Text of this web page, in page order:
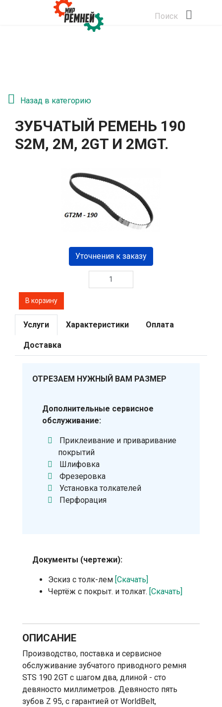
Поиск
Назад в категорию
ЗУБЧАТЫЙ РЕМЕНЬ 190
S2М, 2M, 2GT И 2MGT.
Уточнения к заказу
Услуги Характеристики Оплата
Доставка
ОТРЕЗАЕМ НУЖНЫЙ ВАМ РАЗМЕР
Дополнительные сервисное
обслуживание:
Приклеивание и приваривание
покрытий
Шлифовка
Фрезеровка
Установка толкателей
Перфорация
Документы (чертежи):
Эскиз с толк-лем [Скачать]
Чертёж с покрыт. и толкат. [Скачать]
ОПИСАНИЕ
Производство, поставка и сервисное
обслуживание зубчатого приводного ремня
STS 190 2GT с шагом два, длиной - сто
девяносто миллиметров. Девяносто пять
зубов Z 95, с гарантией от WorldBelt,